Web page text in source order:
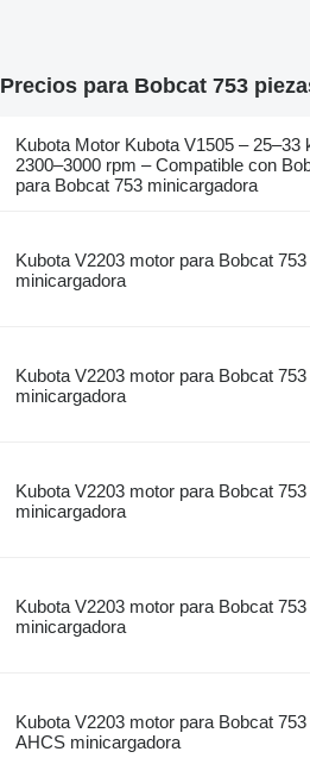
Precios para Bobcat 753
Kubota Motor Kubota V1505 – 25–33
2300–3000 rpm – Compatible con
para Bobcat 753 minicargadora
Kubota V2203 motor para Bobcat 753
minicargadora
Kubota V2203 motor para Bobcat 753
minicargadora
Kubota V2203 motor para Bobcat 753
minicargadora
Kubota V2203 motor para Bobcat 753
minicargadora
Kubota V2203 motor para Bobcat 753
AHCS minicargadora